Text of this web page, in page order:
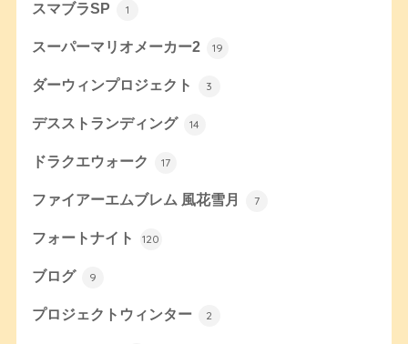
スマブラSP 1
スーパーマリオメーカー2 19
ダーウィンプロジェクト 3
デスストランディング 14
ドラクエウォーク 17
ファイアーエムブレム 風花雪月 7
フォートナイト 120
ブログ 9
プロジェクトウィンター 2